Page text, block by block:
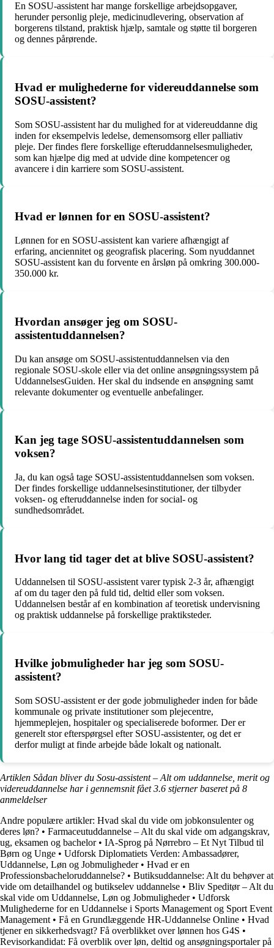
En SOSU-assistent har mange forskellige arbejdsopgaver,
herunder personlig pleje, medicinudlevering, observation af
borgerens tilstand, praktisk hjælp, samtale og støtte til borgeren
og dennes pårørende.
Hvad er mulighederne for videreuddannelse som
SOSU-assistent?
Som SOSU-assistent har du mulighed for at videreuddanne dig
inden for eksempelvis ledelse, demensomsorg eller palliativ
pleje. Der findes flere forskellige efteruddannelsesmuligheder,
som kan hjælpe dig med at udvide dine kompetencer og
avancere i din karriere som SOSU-assistent.
Hvad er lønnen for en SOSU-assistent?
Lønnen for en SOSU-assistent kan variere afhængigt af
erfaring, anciennitet og geografisk placering. Som nyuddannet
SOSU-assistent kan du forvente en årsløn på omkring 300.000-
350.000 kr.
Hvordan ansøger jeg om SOSU-
assistentuddannelsen?
Du kan ansøge om SOSU-assistentuddannelsen via den
regionale SOSU-skole eller via det online ansøgningssystem på
UddannelsesGuiden. Her skal du indsende en ansøgning samt
relevante dokumenter og eventuelle anbefalinger.
Kan jeg tage SOSU-assistentuddannelsen som
voksen?
Ja, du kan også tage SOSU-assistentuddannelsen som voksen.
Der findes forskellige uddannelsesinstitutioner, der tilbyder
voksen- og efteruddannelse inden for social- og
sundhedsområdet.
Hvor lang tid tager det at blive SOSU-assistent?
Uddannelsen til SOSU-assistent varer typisk 2-3 år, afhængigt
af om du tager den på fuld tid, deltid eller som voksen.
Uddannelsen består af en kombination af teoretisk undervisning
og praktisk uddannelse på forskellige praktiksteder.
Hvilke jobmuligheder har jeg som SOSU-
assistent?
Som SOSU-assistent er der gode jobmuligheder inden for både
kommunale og private institutioner som plejecentre,
hjemmeplejen, hospitaler og specialiserede boformer. Der er
generelt stor efterspørgsel efter SOSU-assistenter, og det er
derfor muligt at finde arbejde både lokalt og nationalt.
Artiklen Sådan bliver du Sosu-assistent – Alt om uddannelse, merit og
videreuddannelse har i gennemsnit fået3.6 stjerner baseret på 8
anmeldelser
Andre populære artikler: Hvad skal du vide om jobkonsulenter og
deres løn? • Farmaceutuddannelse – Alt du skal vide om adgangskrav,
ug, eksamen og bachelor• IA-Sprog på Nørrebro – Et Nyt Tilbud til
Børn og Unge • Udforsk Diplomatiets Verden: Ambassadører,
Uddannelse, Løn og Jobmuligheder• Hvad er en
Professionsbacheloruddannelse? • Butiksuddannelse: Alt du behøver at
vide om detailhandel og butikselev uddannelse • Bliv Speditør – Alt du
skal vide om Uddannelse, Løn og Jobmuligheder• Udforsk
Mulighederne for en Uddannelse i Sports Management og Sport Event
Management • Få en Grundlæggende HR-Uddannelse Online • Hvad
tjener en sikkerhedsvagt? Få overblikket over lønnen hos G4S •
Revisorkandidat: Få overblik over løn, deltid og ansøgningsportaler på